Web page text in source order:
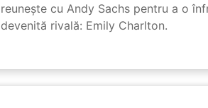
reunește cu Andy Sachs pentru a o
devenită rivală: Emily Charlton.